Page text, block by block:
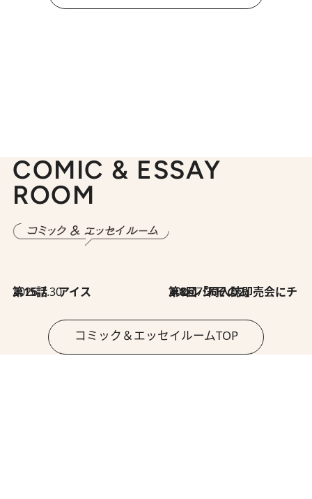
COMIC & ESSAY
ROOM
2026.7.30
第15話 アイス 2026.7.30
第8回「同人誌即売会にチャレンジ その2」
コミック＆エッセイルームTOP